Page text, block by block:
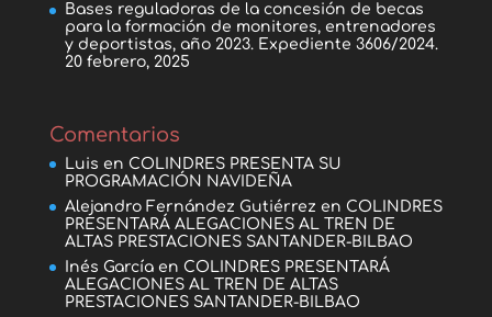
Bases reguladoras de la concesión de becas
para la formación de monitores, entrenadores
y deportistas, año 2023. Expediente 3606/2024.
20 febrero, 2025
Comentarios
Luis en COLINDRES PRESENTA SU
PROGRAMACIÓN NAVIDEÑA
Alejandro Fernández Gutiérrez en COLINDRES
PRESENTARÁ ALEGACIONES AL TREN DE
ALTAS PRESTACIONES SANTANDER-BILBAO
Inés Garcíaen COLINDRES PRESENTARÁ
ALEGACIONES AL TREN DE ALTAS
PRESTACIONES SANTANDER-BILBAO